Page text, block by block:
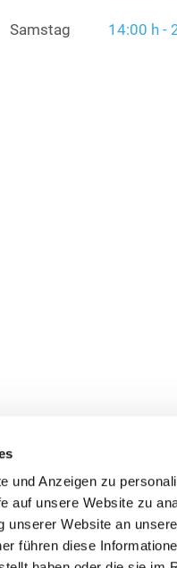
und Anzeigen zu
auf unsere Website zu
unserer Website an
führen diese
Samstag 14:00 h -
SV/WUSV